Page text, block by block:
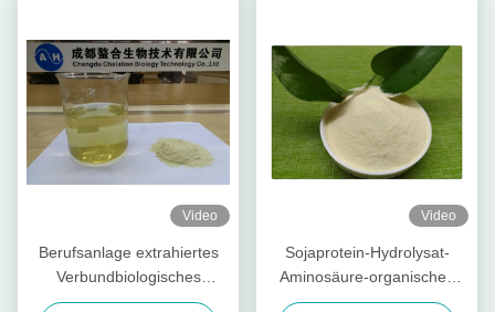
Video
Berufsanlage extrahiertes
Verbundbiologisches
Düngemittel des
Video
Sojaprotein-Hydrolysat-
Aminosäure-organisches
Düngemittel 80